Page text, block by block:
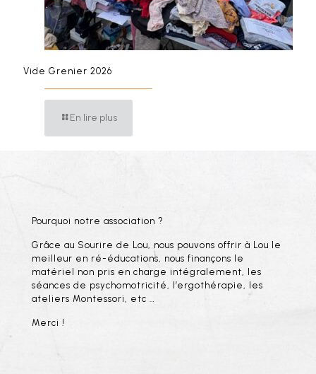
Vide Grenier 2026
En lire plus
Pourquoi notre association ?
Grâce au Sourire de Lou, nous pouvons offrir à Lou le
meilleur en ré-éducations, nous finançons le
matériel non pris en charge intégralement, les
séances de psychomotricité, l’ergothérapie, les
ateliers Montessori, etc …
Merci !